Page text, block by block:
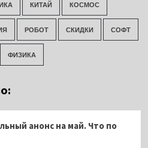
КИТАЙ КОСМОС
РОБОТ СКИДКИ СОФТ
ФИЗИКА
анонс на май. Что по